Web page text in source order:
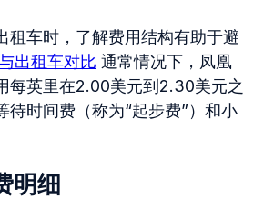
租车时，了解费用结构有助于避
出租车对比 通常情况下，凤凰
每英里在2.00美元到2.30美元之
待时间费（称为“起步费”）和小
明细